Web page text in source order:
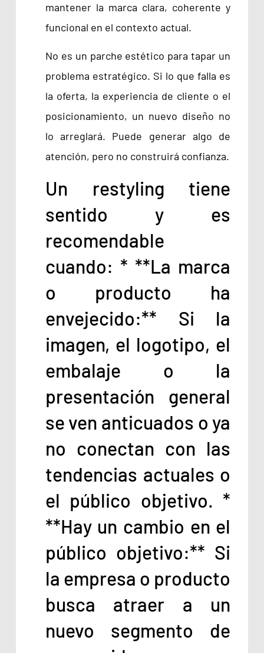
mantener la marca clara, coherente y
funcional en el contexto actual.
No es un parche estético para tapar un
problema estratégico. Si lo que falla es
la oferta, la experiencia de cliente o el
posicionamiento, un nuevo diseño no
lo arreglará. Puede generar algo de
atención, pero no construirá confianza.
Un restyling tiene
sentido y es
recomendable
cuando: * **La marca
o producto ha
envejecido:** Si la
imagen, el logotipo, el
embalaje o la
presentación general
se ven anticuados o ya
no conectan con las
tendencias actuales o
el público objetivo. *
**Hay un cambio en el
público objetivo:** Si
la empresa o producto
busca atraer a un
nuevo segmento de